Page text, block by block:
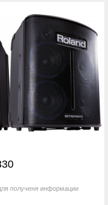
полученя информации